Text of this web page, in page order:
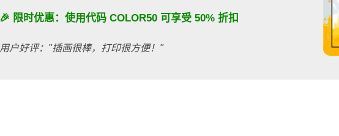
🎉 限时优惠：使用代码 COLOR50可享受 50% 折扣
用户好评："插画很棒，打印很方便！"